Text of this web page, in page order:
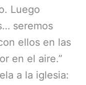
Luego
seremos
ellos en las
en el aire.”
a la iglesia: